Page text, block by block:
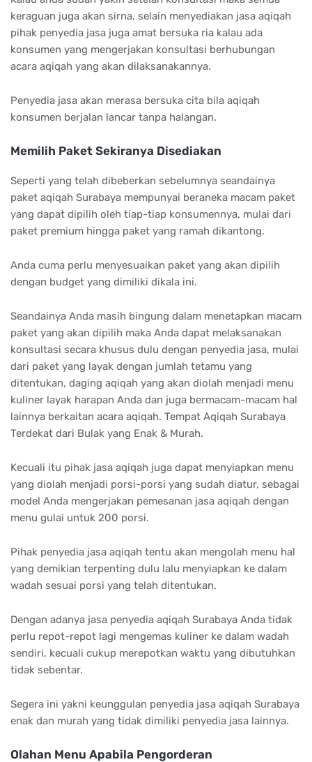
keraguan juga akan sirna, selain menyediakan jasa aqiqah
pihak penyedia jasa juga amat bersuka ria kalau ada
konsumen yang mengerjakan konsultasi berhubungan
acara aqiqah yang akan dilaksanakannya.
Penyedia jasa akan merasa bersuka cita bila aqiqah
konsumen berjalan lancar tanpa halangan.
Memilih Paket Sekiranya Disediakan
Seperti yang telah dibeberkan sebelumnya seandainya
paket aqiqah Surabaya mempunyai beraneka macam paket
yang dapat dipilih oleh tiap-tiap konsumennya, mulai dari
paket premium hingga paket yang ramah dikantong.
Anda cuma perlu menyesuaikan paket yang akan dipilih
dengan budget yang dimiliki dikala ini.
Seandainya Anda masih bingung dalam menetapkan macam
paket yang akan dipilih maka Anda dapat melaksanakan
konsultasi secara khusus dulu dengan penyedia jasa, mulai
dari paket yang layak dengan jumlah tetamu yang
ditentukan, daging aqiqah yang akan diolah menjadi menu
kuliner layak harapan Anda dan juga bermacam-macam hal
lainnya berkaitan acara aqiqah. Tempat Aqiqah Surabaya
Terdekat dari Bulak yang Enak & Murah.
Kecuali itu pihak jasa aqiqah juga dapat menyiapkan menu
yang diolah menjadi porsi-porsi yang sudah diatur, sebagai
model Anda mengerjakan pemesanan jasa aqiqah dengan
menu gulai untuk 200 porsi.
Pihak penyedia jasa aqiqah tentu akan mengolah menu hal
yang demikian terpenting dulu lalu menyiapkan ke dalam
wadah sesuai porsi yang telah ditentukan.
Dengan adanya jasa penyedia aqiqah Surabaya Anda tidak
perlu repot-repot lagi mengemas kuliner ke dalam wadah
sendiri, kecuali cukup merepotkan waktu yang dibutuhkan
tidak sebentar.
Segera ini yakni keunggulan penyedia jasa aqiqah Surabaya
enak dan murah yang tidak dimiliki penyedia jasa lainnya.
Olahan Menu Apabila Pengorderan